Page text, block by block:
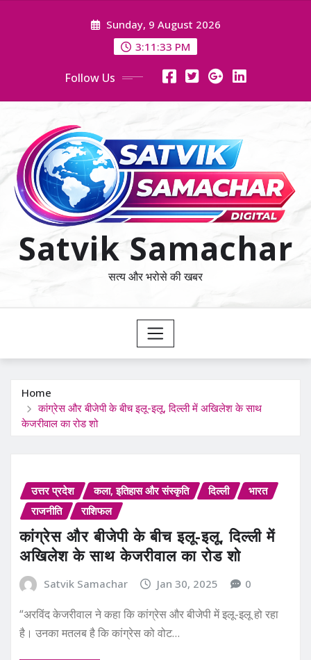
Sunday, 9 August 2026
3:11:33 PM
Follow Us
Satvik Samachar
सत्य और भरोसे की खबर
Home
कांग्रेस और बीजेपी के बीच इलू-इलू, दिल्ली में अखिलेश के साथ
केजरीवाल का रोड शो
उत्तर प्रदेश कला, इतिहास और संस्कृति दिल्ली
भारत
राजनीति
राशिफल
कांग्रेस और बीजेपी के बीच इलू-इलू, दिल्ली में
अखिलेश के साथ केजरीवाल का रोड शो
Satvik Samachar Jan 30, 2025 0
“अरविंद केजरीवाल ने कहा कि कांग्रेस और बीजेपी में इलू-इलू हो रहा
है। उनका मतलब है कि कांग्रेस को वोट…